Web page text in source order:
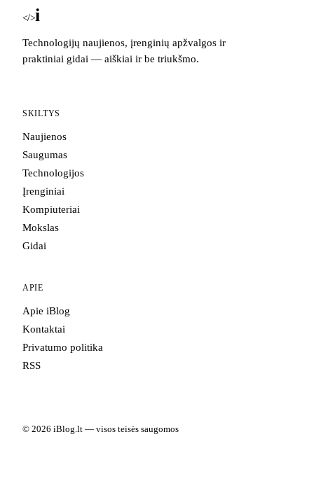
</>iBlog
Technologijų naujienos, įrenginių apžvalgos ir
praktiniai gidai — aiškiai ir be triukšmo.
SKILTYS
Naujienos
Saugumas
Technologijos
Įrenginiai
Kompiuteriai
Mokslas
Gidai
APIE
Apie iBlog
Kontaktai
Privatumo politika
RSS
© 2026 iBlog.lt — visos teisės saugomos